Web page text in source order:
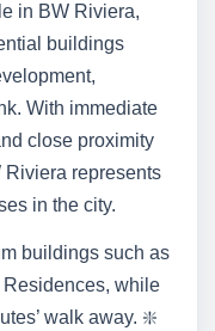
in BW Riviera,
buildings
With immediate
close proximity
Riviera represents
in the city.
buildings such as
Residences, while
walk away. ❇️